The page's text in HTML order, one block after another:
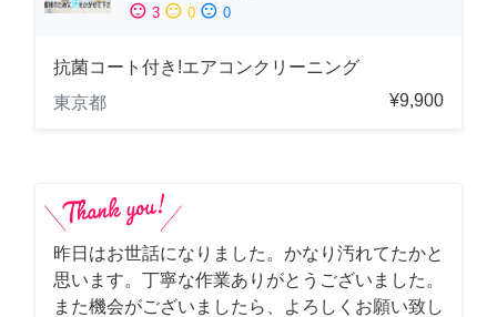
sentiment_satisfied 3 sentiment_neutral 0 sentiment_dissatisfied 0
抗菌コート付き!エアコンクリーニング
東京都
¥9,900
昨日はお世話になりました。かなり汚れてたかと
思います。丁寧な作業ありがとうございました。
また機会がございましたら、よろしくお願い致し